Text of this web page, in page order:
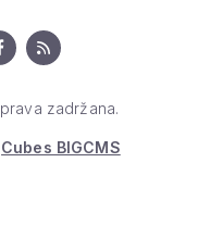
zadržana.
Cubes BIGCMS